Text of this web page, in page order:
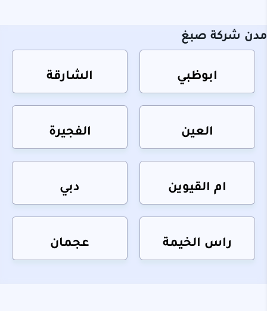
مدن شركة صبغ
ابوظبي الشارقة
العين الفجيرة
ام القيوين دبي
راس الخيمة عجمان